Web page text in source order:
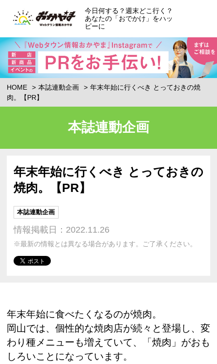
今日何する？週末どこ行く？
あなたの「おでかけ」をハッ
ピーに
HOME 本誌連動企画
年末年始に行くべき とっておきの焼
肉。【PR】
本誌連動企画
年末年始に行くべき とっておきの
焼肉。【PR】
本誌連動企画
情報掲載日：2022.11.26
※最新の情報とは異なる場合があります。ご了承ください。
年末年始に食べたくなるのが焼肉。
岡山では、個性的な焼肉店が続々と登場し、変
わり種メニューも増えていて、「焼肉」がおも
しろいことになっています。